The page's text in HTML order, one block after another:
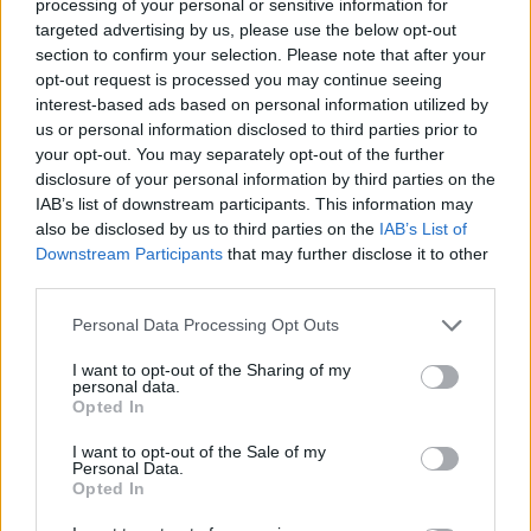
processing of your personal or sensitive information for
targeted advertising by us, please use the below opt-out
section to confirm your selection. Please note that after your
opt-out request is processed you may continue seeing
interest-based ads based on personal information utilized by
us or personal information disclosed to third parties prior to
your opt-out. You may separately opt-out of the further
disclosure of your personal information by third parties on the
IAB’s list of downstream participants. This information may
also be disclosed by us to third parties on the IAB’s List of
Downstream Participants that may further disclose it to other
Please note that this website/app uses one or more Google
not limited to your visit or usage behaviour. You may click to
grant or deny consent to Google and its third-party tags to
use your data for below specified purposes in below Google
consent section.
Personal Data Processing Opt Outs
I want to opt-out of the Sharing of my
personal data.
Opted In
I want to opt-out of the Sale of my
Personal Data.
Opted In
istituzionali. La disciplina nell’aggiornare le ipotesi alla
luce dei dati evita derive narrative e favorisce decisioni
ancorate aifondamentali.
Dalla diagnosi all’azione: checklist operativa
Per rendere operativo il framework, può essere utile una
breve checklist: 1) classificare lo shock (offerta, domanda,
finanziario, istituzionale); 2) elencare i canali dominanti
correlazioni e segnali di liquidità (volumi, spread, skew);
4) stimare i premi per il rischio cross-asset e individuare
disallineamenti; 5) definire livelli di invalidazione
prevedere l’evento, ma misurare in modo disciplinato la
risposta del portafoglio, riducendo gli errori di tempismo e